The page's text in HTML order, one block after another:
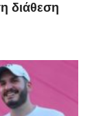
διάθεση